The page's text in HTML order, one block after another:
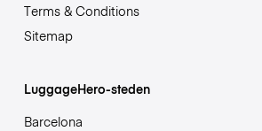
Terms & Conditions
Sitemap
LuggageHero-steden
Barcelona